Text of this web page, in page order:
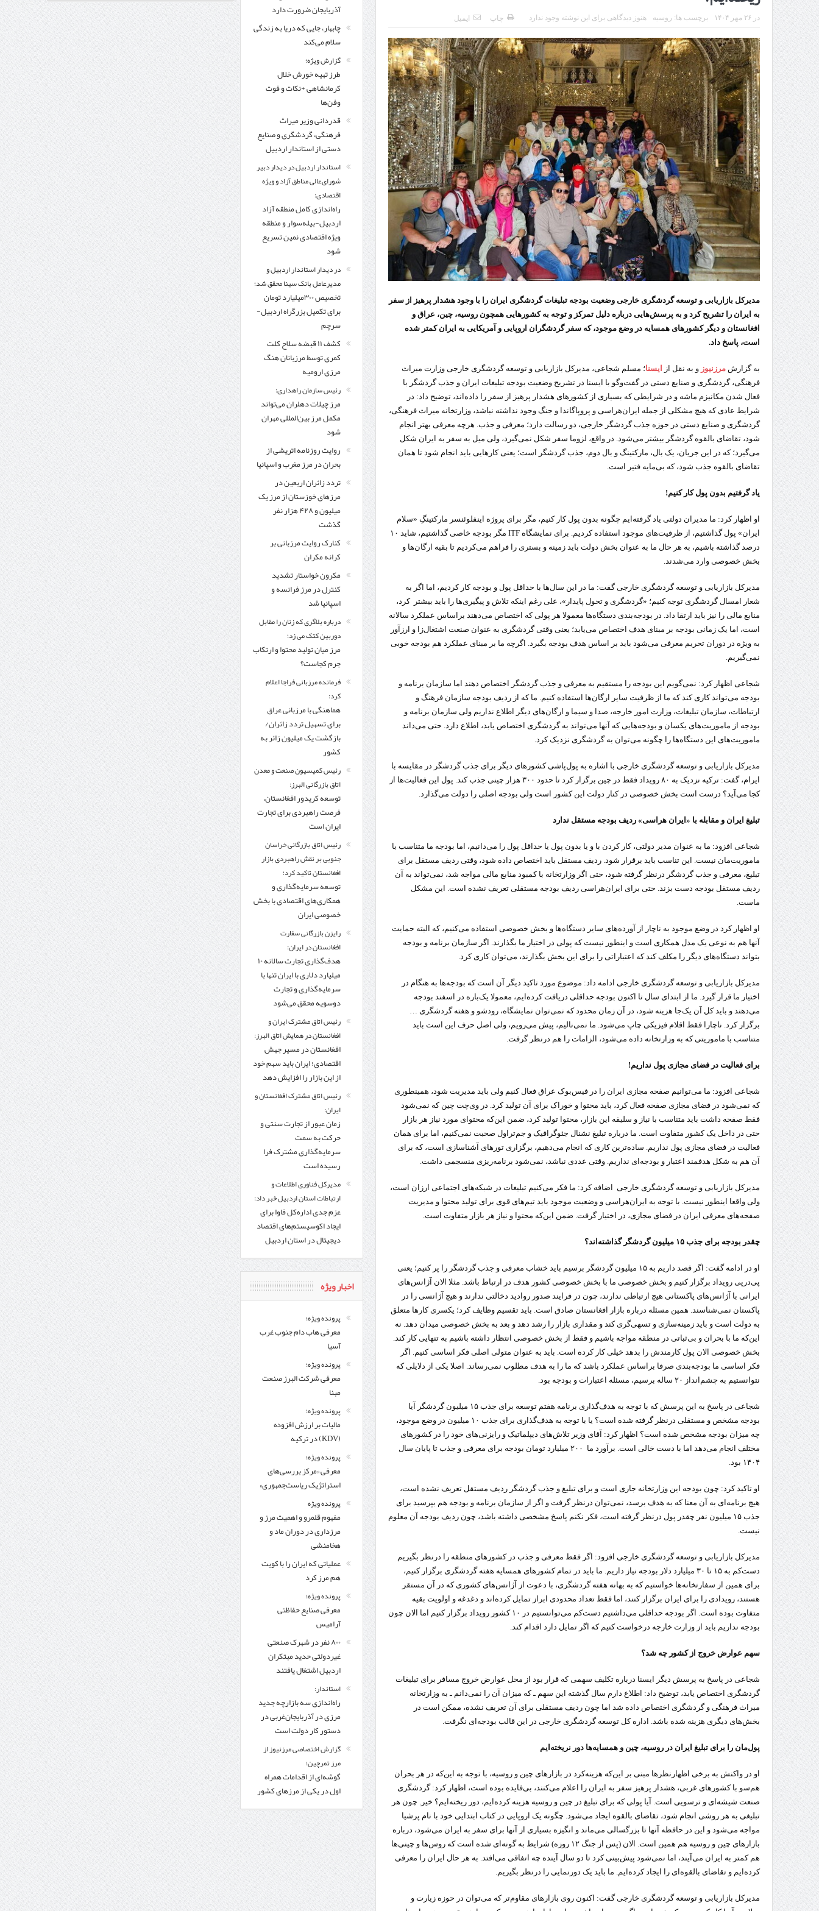
مرز چیلات دهلران می‌تواند مکمل مرز بین‌المللی مهران شود
روایت روزنامه اتریشی از بحران در مرز مغرب و اسپانیا
در ۲۶ مهر ۱۴۰۴ برچسب ها: روسیه هنوز دیدگاهی برای این نوشته وجود ندارد چاپ ایمیل
مدیرکل بازاریابی و توسعه گردشگری خارجی وضعیت بودجه تبلیغات گردشگری ایران را با وجود هشدار پرهیز از سفر
به ایران را تشریح کرد و به پرسش‌هایی درباره دلیل تمرکز و توجه به کشورهایی همچون روسیه، چین، عراق و
افغانستان و دیگر کشورهای همسایه در وضع موجود، که سفر گردشگران اروپایی و آمریکایی به ایران کمتر شده
است، پاسخ داد.
به گزارشمرزنیوز و به نقل از ایسنا؛ مسلم شجاعی، مدیرکل بازاریابی و توسعه گردشگری خارجی وزارت میراث‌
فرهنگی، گردشگری و صنایع ‌دستی در گفت‌وگو با ایسنا در تشریح وضعیت بودجه تبلیغات ایران و جذب گردشگر با
فعال شدن مکانیزم ماشه و در شرایطی که بسیاری از کشورهای هشدار پرهیز از سفر را داده‌اند، توضیح داد: در
شرایط عادی که هیچ مشکلی از جمله ایران‌هراسی و پروپاگاندا و جنگ وجود نداشته نباشد، وزارتخانه میراث فرهنگی،
گردشگری و صنایع دستی در حوزه جذب گردشگر خارجی، دو رسالت دارد؛ معرفی و جذب. هرچه معرفی بهتر انجام
شود، تقاضای بالقوه گردشگر بیشتر می‌شود. در واقع، لزوما سفر شکل نمی‌گیرد، ولی میل به سفر به ایران شکل
می‌گیرد؛ که در این جریان، یک بال، مارکتینگ و بال دوم، جذب گردشگر است؛ یعنی کارهایی باید انجام شود تا همان
تقاضای بالقوه جذب شود، که بی‌مایه فتیر است.
یاد گرفتیم بدون پول کار کنیم!
او اظهار کرد: ما مدیران دولتی یاد گرفته‌ایم چگونه بدون پول کار کنیم، مگر برای پروژه اینفلوئنسر مارکتینگِ «سلام
ایران» پول گذاشتیم، از ظرفیت‌های موجود استفاده کردیم. برای نمایشگاه ITF مگر بودجه خاصی گذاشتیم، شاید ۱۰
درصد گذاشته باشیم، به هر حال ما به عنوان بخش دولت باید زمینه و بستری را فراهم می‌کردیم تا بقیه ارگان‌ها و
بخش خصوصی وارد می‌شدند.
مدیرکل بازاریابی و توسعه گردشگری خارجی گفت: ما در این سال‌ها با حداقل پول و بودجه کار کردیم، اما اگر به
شعار امسال گردشگری توجه کنیم؛ «گردشگری و تحول پایدار»، علی رغم اینکه تلاش و پیگیری‌ها را باید بیشتر کرد،
منابع مالی را نیز باید ارتقا داد. در بودجه‌بندی دستگاه‌ها معمولا هر پولی که اختصاص می‌دهند براساس عملکرد سالانه
است، اما یک زمانی بودجه بر مبنای هدف اختصاص می‌یابد؛ یعنی وقتی گردشگری به عنوان صنعت اشتغال‌زا و ارزآور
به ویژه در دوران تحریم معرفی می‌شود باید بر اساس هدف بودجه بگیرد. اگرچه ما بر مبنای عملکرد هم بودجه خوبی
نمی‌گیریم.
شجاعی اظهار کرد: نمی‌گویم این بودجه را مستقیم به معرفی و جذب گردشگر اختصاص دهند اما سازمان برنامه و
بودجه می‌تواند کاری کند که ما از ظرفیت سایر ارگان‌ها استفاده کنیم. ما که از ردیف بودجه سازمان فرهنگ و
ارتباطات، سازمان تبلیغات، وزارت امور خارجه، صدا و سیما و ارگان‌های دیگر اطلاع نداریم ولی سازمان برنامه و
بودجه از ماموریت‌های یکسان و بودجه‌هایی که آنها می‌تواند به گردشگری اختصاص یابد، اطلاع دارد. حتی می‌داند
ماموریت‌های این دستگاه‌ها را چگونه می‌توان به گردشگری نزدیک کرد.
مدیرکل بازاریابی و توسعه گردشگری خارجی با اشاره به پول‌پاشی کشورهای دیگر برای جذب گردشگر در مقایسه با
ایرام، گفت: ترکیه نزدیک به ۸۰ رویداد فقط در چین برگزار کرد تا حدود ۳۰۰ هزار چینی جذب کند. پول این فعالیت‌ها از
کجا می‌آید؟ درست است بخش خصوصی در کنار دولت این کشور است ولی بودجه اصلی را دولت می‌گذارد.
تبلیغ ایران و مقابله با «ایران هراسی» ردیف بودجه مستقل ندارد
شجاعی افزود: ما به عنوان مدیر دولتی، کار کردن با و یا بدون پول یا حداقل پول را می‌دانیم، اما بودجه ما متناسب با
ماموریت‌مان نیست. این تناسب باید برقرار شود. ردیف مستقل باید اختصاص داده شود، وقتی ردیف مستقل برای
تبلیغ، معرفی و جذب گردشگر درنظر گرفته شود، حتی اگر وزارتخانه با کمبود منابع مالی مواجه شد، نمی‌تواند به آن
ردیف مستقل بودجه دست بزند. حتی برای ایران‌هراسی ردیف بودجه مستقلی تعریف نشده است. این مشکل
ماست.
او اظهار کرد در وضع موجود به ناچار از آورده‌های سایر دستگاه‌ها و بخش خصوصی استفاده می‌کنیم، که البته حمایت
آنها هم به نوعی یک مدل همکاری است و اینطور نیست که پولی در اختیار ما بگذارند. اگر سازمان برنامه و بودجه
بتواند دستگاه‌های دیگر را مکلف کند که اعتباراتی را برای این بخش بگذارند، می‌توان کاری کرد.
مدیرکل بازاریابی و توسعه گردشگری خارجی ادامه داد: موضوع مورد تاکید دیگر آن است که بودجه‌ها به هنگام در
اختیار ما قرار گیرد. ما از ابتدای سال تا اکنون بودجه‌ حداقلی دریافت کرده‌ایم، معمولا یک‌باره در اسفند بودجه
می‌دهند و باید کل آن یک‌جا هزینه شود، در آن زمان محدود که نمی‌توان نمایشگاه، رودشو و هفته گردشگری …
برگزار کرد. ناچارا فقط اقلام فیزیکی چاپ می‌شود. ما نمی‌نالیم، پیش می‌رویم، ولی اصل حرف این است باید
متناسب با ماموریتی که به وزارتخانه داده می‌شود، الزامات را هم درنظر گرفت.
برای فعالیت در فضای مجازی پول نداریم!
شجاعی افزود: ما می‌توانیم صفحه مجازی ایران را در فیس‌بوک عراق فعال کنیم ولی باید مدیریت شود، همینطوری
که نمی‌شود در فضای مجازی صفحه فعال کرد، باید محتوا و خوراک برای آن تولید کرد. در وی‌چت چین که نمی‌شود
فقط صفحه داشت باید متناسب با نیاز و سلیقه این بازار، محتوا تولید کرد، ضمن این‌که محتوای مورد نیاز هر بازار
حتی در داخل یک کشور متفاوت است. ما درباره تبلیغ نشنال جئوگرافیک و جم‌تراول صحبت نمی‌کنیم، اما برای همان
فعالیت در فضای مجازی پول نداریم. ساده‌ترین کاری که انجام می‌دهیم، برگزاری تورهای آشناسازی است، که برای
آن هم به شکل هدفمند اعتبار و بودجه‌ای نداریم. وقتی عددی نباشد، نمی‌شود برنامه‌ریزی منسجمی داشت.
مدیرکل بازاریابی و توسعه گردشگری خارجی اضافه کرد: ما فکر می‌کنیم تبلیغات در شبکه‌های اجتماعی ارزان است،
ولی واقعا اینطور نیست. با توجه به ایران‌هراسی و وضعیت موجود باید تیم‌های قوی برای تولید محتوا و مدیریت
صفحه‌های معرفی ایران در فضای مجازی، در اختیار گرفت. ضمن این‌که محتوا و نیاز هر بازار متفاوت است.
چقدر بودجه برای جذب ۱۵ میلیون گردشگر گذاشته‌اند؟
او در ادامه گفت: اگر قصد داریم به ۱۵ میلیون گردشگر برسیم باید خشاب معرفی و جذب گردشگر را پر کنیم؛ یعنی
پی‌درپی رویداد برگزار کنیم و بخش خصوصی ما با بخش خصوصی کشور هدف در ارتباط باشد. مثلا الان آژانس‌های
ایرانی با آژانس‌های پاکستانی هیچ ارتباطی ندارند، چون در فرایند صدور روادید دخالتی ندارند و هیچ آژانسی را در
پاکستان نمی‌شناسند. همین مسئله درباره بازار افغانستان صادق است. باید تقسیم وظایف کرد؛ یکسری کارها متعلق
به دولت است و باید زمینه‌سازی و تسهی‌گری کند و مقداری بازار را رشد دهد و بعد به بخش خصوصی میدان دهد. نه
این‌که ما با بحران و بی‌ثباتی در منطقه مواجه باشیم و فقط از بخش خصوصی انتظار داشته باشیم به تنهایی کار کند.
بخش خصوصی الان پول کارمندش را بدهد خیلی کار کرده است. باید به عنوان متولی اصلی فکر اساسی کنیم. اگر
فکر اساسی ما بودجه‌بندی صرفا براساس عملکرد باشد که ما را به هدف مطلوب نمی‌رساند. اصلا یکی از دلایلی که
نتوانستیم به چشم‌انداز ۲۰ ساله برسیم، مسئله اعتبارات و بودجه بود.
شجاعی در پاسخ به این پرسش که با توجه به هدف‌گذاری برنامه هفتم توسعه برای جذب ۱۵ میلیون گردشگر آیا
بودجه‌ مشخص و مستقلی درنظر گرفته شده است؟ یا با توجه به هدف‌گذاری برای جذب ۱۰ میلیون در وضع موجود،
چه میزان بودجه مشخص شده است؟ اظهار کرد: آقای وزیر تلاش‌های دیپلماتیک و رایزنی‌های خود را در کشورهای
مختلف انجام می‌دهد اما با دست خالی است. برآورد ما ۲۰۰ میلیارد تومان بودجه برای معرفی و جذب تا پایان سال
۱۴۰۴ بود.
او تاکید کرد: چون بودجه این وزارتخانه جاری است و برای تبلیغ و جذب گردشگر ردیف مستقل تعریف نشده است،
هیچ برنامه‌ای به آن معنا که به هدف برسد، نمی‌توان درنظر گرفت و اگر از سازمان برنامه و بودجه هم بپرسید برای
جذب ۱۵ میلیون نفر چقدر پول درنظر گرفته است، فکر نکنم پاسخ مشخصی داشته باشد، چون ردیف‌ بودجه آن معلوم
نیست.
مدیرکل بازاریابی و توسعه گردشگری خارجی افزود: اگر فقط معرفی و جذب در کشورهای منطقه را درنظر بگیریم
دست‌کم به ۱۵ تا ۳۰ میلیارد دلار بودجه نیاز داریم. ما باید در تمام کشورهای همسایه هفته گردشگری برگزار کنیم،
برای همین از سفارتخانه‌ها خواستیم که به بهانه هفته گردشگری، با دعوت از آژانس‌های کشوری که در آن مستقر
هستند، رویدادی را برای ایران برگزار کنند، اما فقط تعداد محدودی ابراز تمایل کرده‌اند و دغدغه و اولویت بقیه
متفاوت بوده است. اگر بودجه حداقلی می‌داشتیم دست‌کم می‌توانستیم در ۱۰ کشور رویداد برگزار کنیم اما الان چون
بودجه نداریم باید از وزارت خارجه درخواست کنیم که اگر تمایل دارد اقدام کند.
سهم عوارض خروج از کشور چه شد؟
شجاعی در پاسخ به پرسش دیگر ایسنا درباره تکلیف سهمی که قرار بود از محل عوارض خروج مسافر برای تبلیغات
گردشگری اختصاص یابد، توضیح داد: اطلاع دارم سال گذشته این سهم ـ که میزان آن را نمی‌دانم ـ به وزارتخانه
میراث فرهنگی و گردشگری اختصاص داده شد اما چون ردیف مستقلی برای آن تعریف نشده، ممکن است در
بخش‌های دیگری هزینه شده باشد. اداره کل توسعه گردشگری خارجی در این قالب بودجه‌ای نگرفت.
پول‌مان را برای تبلیغ ایران در روسیه، چین و همسایه‌ها دور نریخته‌ایم
او در واکنش به برخی اظهارنظرها مبنی بر این‌که هزینه‌کرد در بازارهای چین و روسیه، با توجه به این‌که در هر بحران
هم‌سو با کشورهای غربی، هشدار پرهیز سفر به ایران را اعلام می‌کنند، بی‌فایده بوده است، اظهار کرد: گردشگری
صنعت شیشه‌ای و ترسویی است. آیا پولی که برای تبلیغ در چین و روسیه هزینه کرده‌ایم، دور ریخته‌ایم؟ خیر. چون هر
تبلیغی به هر روشی انجام شود، تقاضای بالقوه ایجاد می‌شود. چگونه یک اروپایی در کتاب ابتدایی خود با نام پرشیا
مواجه می‌شود و این در حافظه آنها تا بزرگسالی می‌ماند و انگیزه بسیاری از آنها برای سفر به ایران می‌شود، درباره
بازارهای چین و روسیه هم همین است. الان (پس از جنگ ۱۲ روزه) شرایط به گونه‌ای شده است که روس‌ها و چینی‌ها
هم کمتر به ایران می‌آیند، اما نمی‌شود پیش‌بینی کرد تا دو سال آینده چه اتفاقی می‌افتد. به هر حال ایران را معرفی
کرده‌ایم و تقاضای بالقوه‌ای را ایجاد کرده‌ایم. ما باید یک دورنمایی را درنظر بگیریم.
مدیرکل بازاریابی و توسعه گردشگری خارجی گفت: اکنون روی بازارهای مقاوم‌تر که می‌توان در حوزه زیارت و
آذربایجان ضرورت دارد
چابهار، جایی که دریا به زندگی
سلام می‌کند
گزارش ویژه؛
طرز تهیه خورش خلال
کرمانشاهی +نکات و فوت
وفن‌ها
قدردانی وزیر میراث
فرهنگی، گردشگری و صنایع
دستی از استاندار اردبیل
استاندار اردبیل در دیدار دبیر
شورای‌عالی مناطق آزاد و ویژه
اقتصادی:
راه‌اندازی کامل منطقه آزاد
اردبیل-بیله‌سوار و منطقه
ویژه اقتصادی نمین تسریع
شود
در دیدار استاندار اردبیل و
مدیرعامل بانک سینا محقق شد؛
تخصیص ۳۰۰میلیارد تومان
برای تکمیل بزرگراه اردبیل-
سرچم
کشف ۱۱ قبضه سلاح کلت
کمری توسط مرزبانان هنگ
مرزی ارومیه
رئیس سازمان راهداری:
مرز چیلات دهلران می‌تواند
مکمل مرز بین‌المللی مهران
شود
روایت روزنامه اتریشی از
بحران در مرز مغرب و اسپانیا
تردد زائران اربعین در
مرزهای خوزستان از مرز یک
میلیون و ۴۲۸ هزار نفر
گذشت
کنارک روایت مرزبانی بر
کرانه مکران
مکرون خواستار تشدید
کنترل‌ در مرز فرانسه و
اسپانیا شد
درباره بلاگری که زنان را مقابل
دوربین کتک می زد؛
مرز میان تولید محتوا و ارتکاب
جرم کجاست؟
فرمانده مرزبانی فراجا اعلام
کرد:
هماهنگی با مرزبانی عراق
برای تسهیل تردد زائران/
بازگشت یک میلیون زائر به
کشور
رئیس کمیسیون صنعت و معدن
اتاق بازرگانی البرز:
توسعه کریدور افغانستان،
فرصت راهبردی برای تجارت
ایران است
رئیس اتاق بازرگانی خراسان
جنوبی بر نقش راهبردی بازار
افغانستان تاکید کرد؛
توسعه سرمایه‌گذاری و
همکاری‌های اقتصادی با بخش
خصوصی ایران
رایزن بازرگانی سفارت
افغانستان در ایران:
هدف‌گذاری تجارت سالانه ۱۰
میلیارد دلاری با ایران تنها با
سرمایه‌گذاری و تجارت
دوسویه محقق می‌شود
رئیس اتاق مشترک ایران و
افغانستان در همایش اتاق البرز:
افغانستان در مسیر جهش
اقتصادی؛ ایران باید سهم خود
از این بازار را افزایش دهد
رئیس اتاق مشترک افغانستان و
ایران:
زمان عبور از تجارت سنتی و
حرکت به سمت
سرمایه‌گذاری مشترک فرا
رسیده است
مدیرکل فناوری اطلاعات و
ارتباطات استان اردبیل خبر داد:
عزم جدی اداره‌کل فاوا برای
ایجاد اکوسیستم‌های اقتصاد
دیجیتال در استان اردبیل
اخبار ویژه
پرونده ویژه؛
معرفی هاب دام جنوب غرب
آسیا
پرونده ویژه؛
معرفی شركت البرز صنعت
مبنا
پرونده ویژه؛
مالیات بر ارزش افزوده
(KDV) در ترکیه
پرونده ویژه؛
معرفی «مرکز بررسی‌های
استراتژیک ریاست‌جمهوری»
پرونده ویژه
مفهوم قلمرو و اهمیت مرز و
مرزداری در دوران ماد و
هخامنشی
عملیاتی که ایران را با کویت
هم مرز کرد
پرونده ویژه؛
معرفی صنایع حفاظتی
آرامیس
۸۰۰ نفر در شهرک صنعتی
غیردولتی حدید مبتکران
اردبیل اشتغال یافتند
استاندار:
راه‌اندازی سه بازارچه جدید
مرزی در آذربایجان‌غربی در
دستور کار دولت است
گزارش اختصاصی مرزنیوز از
مرز تمرچین؛
گوشه‌ای از اقدامات همراه
اول در یکی از مرزهای کشور